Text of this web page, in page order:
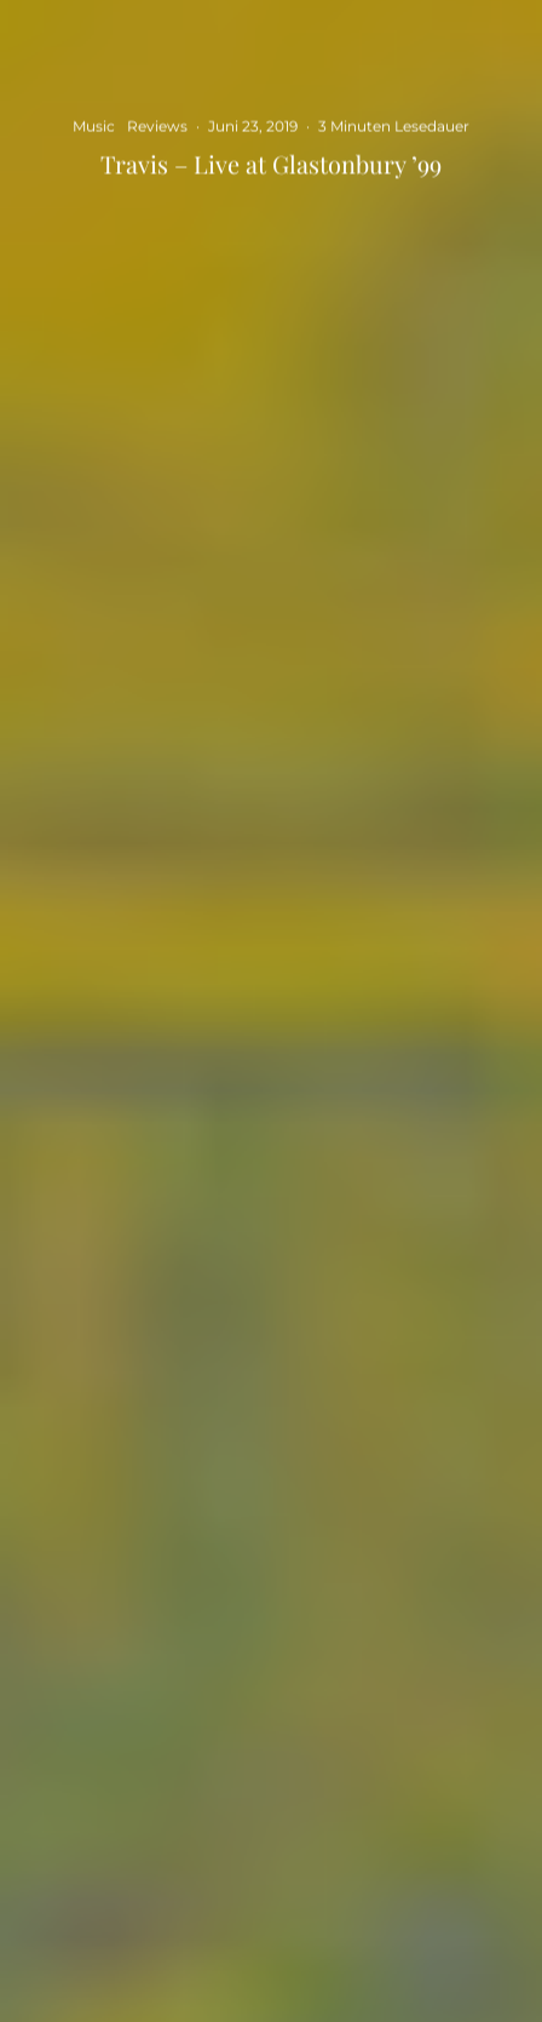
Music Reviews · Juni 23, 2019 · 3 Minuten Lesedauer
Travis – Live at Glastonbury ’99